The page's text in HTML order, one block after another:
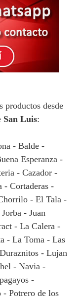
productos desde
San Luis:
- Balde -
Esperanza -
- Cazador -
- Cortaderas -
- El Tala -
- Juan
- La Calera -
- La Toma - Las
- Lujan
- Navia -
-
- Potrero de los